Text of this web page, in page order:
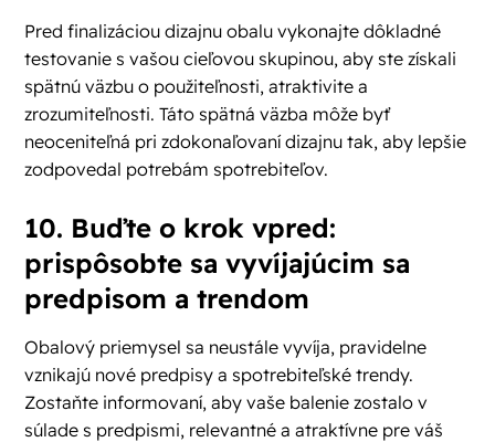
Pred finalizáciou dizajnu obalu vykonajte dôkladné
testovanie s vašou cieľovou skupinou, aby ste získali
spätnú väzbu o použiteľnosti, atraktivite a
zrozumiteľnosti. Táto spätná väzba môže byť
neoceniteľná pri zdokonaľovaní dizajnu tak, aby lepšie
zodpovedal potrebám spotrebiteľov.
10. Buďte o krok vpred:
prispôsobte sa vyvíjajúcim sa
predpisom a trendom
Obalový priemysel sa neustále vyvíja, pravidelne
vznikajú nové predpisy a spotrebiteľské trendy.
Zostaňte informovaní, aby vaše balenie zostalo v
súlade s predpismi, relevantné a atraktívne pre váš